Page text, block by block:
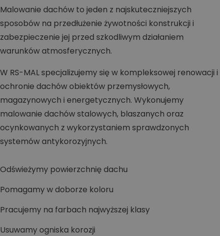
Malowanie dachów to jeden z najskuteczniejszych
sposobów na przedłużenie żywotności konstrukcji i
zabezpieczenie jej przed szkodliwym działaniem
warunków atmosferycznych.
W RS-MAL specjalizujemy się w kompleksowej renowacji i
ochronie dachów obiektów przemysłowych,
magazynowych i energetycznych. Wykonujemy
malowanie dachów stalowych, blaszanych oraz
ocynkowanych z wykorzystaniem sprawdzonych
systemów antykorozyjnych.
Odświeżymy powierzchnię dachu
Pomagamy w doborze koloru
Pracujemy na farbach najwyższej klasy
Usuwamy ogniska korozji